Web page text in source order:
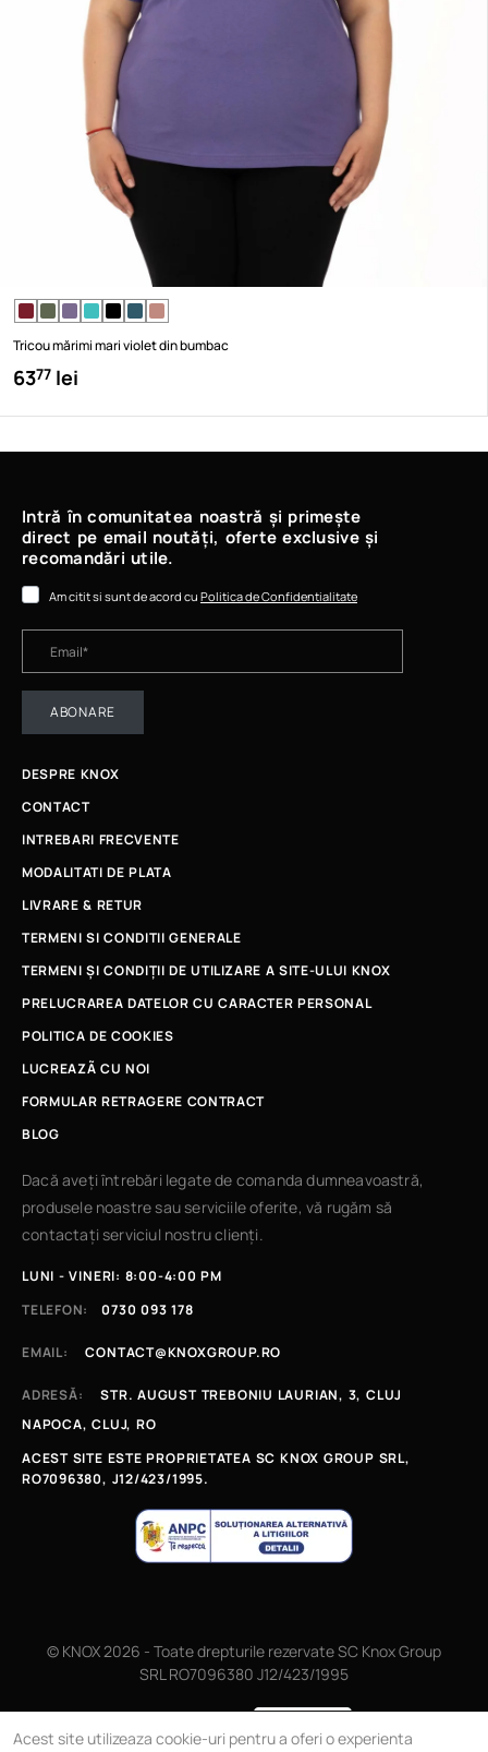
Tricou mărimi mari violet din bumbac
6377 lei
Intră în comunitatea noastră și primește
direct pe email noutăți, oferte exclusive și
recomandări utile.
Am citit si sunt de acord cu Politica de Confidentialitate
ABONARE
DESPRE KNOX
CONTACT
INTREBARI FRECVENTE
MODALITATI DE PLATA
LIVRARE & RETUR
TERMENI SI CONDITII GENERALE
TERMENI ȘI CONDIȚII DE UTILIZARE A SITE-ULUI KNOX
PRELUCRAREA DATELOR CU CARACTER PERSONAL
POLITICA DE COOKIES
LUCREAZÃ CU NOI
FORMULAR RETRAGERE CONTRACT
BLOG
Dacă aveți întrebări legate de comanda dumneavoastră,
produsele noastre sau serviciile oferite, vă rugăm să
contactați serviciul nostru clienți.
LUNI - VINERI: 8:00-4:00 PM
TELEFON:
0730 093 178
EMAIL: CONTACT@KNOXGROUP.RO
ADRESĂ:
STR. AUGUST TREBONIU LAURIAN, 3, CLUJ
NAPOCA, CLUJ, RO
ACEST SITE ESTE PROPRIETATEA SC KNOX GROUP SRL,
RO7096380, J12/423/1995.
© KNOX 2026 - Toate drepturile rezervate SC Knox Group
SRL RO7096380 J12/423/1995
Acest site utilizeaza cookie-uri pentru a oferi o experienta